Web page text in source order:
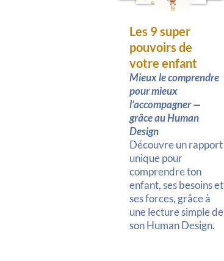
Les 9 super
pouvoirs de
votre enfant
Mieux le comprendre
pour mieux
l’accompagner —
grâce au Human
Design
Découvre un rapport
unique pour
comprendre ton
enfant, ses besoins et
ses forces, grâce à
une lecture simple de
son Human Design.